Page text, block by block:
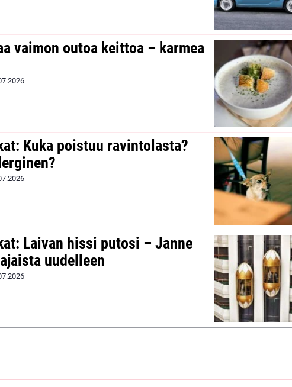
vaimon outoa keittoa – karmea
Kuka poistuu ravintolasta?
Laivan hissi putosi – Janne
uudelleen